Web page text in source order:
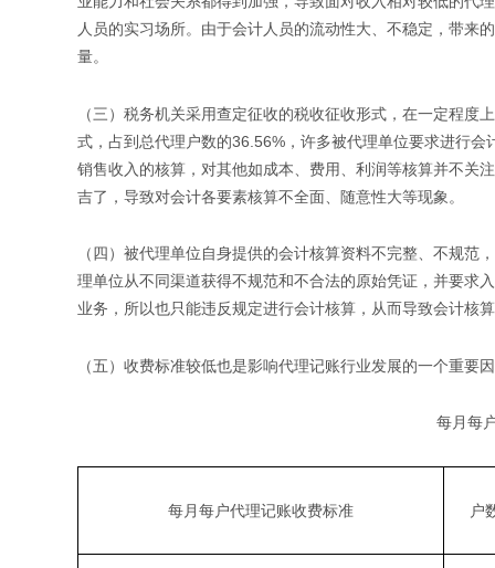
人员的实习场所。由于会计人员的流动性大、不稳定，带来
量。
（三）税务机关采用查定征收的税收征收形式，在一定程
式，占到总代理户数的36.56%，许多被代理单位要求进行
销售收入的核算，对其他如成本、费用、利润等核算并不关
吉了，导致对会计各要素核算不全面、随意性大等现象。
（四）被代理单位自身提供的会计核算资料不完整、不规
理单位从不同渠道获得不规范和不合法的原始凭证，并要求
业务，所以也只能违反规定进行会计核算，从而导致会计核
（五）收费标准较低也是影响代理记账行业发展的一个重
每月每
每月每户代理记账收费标准 户